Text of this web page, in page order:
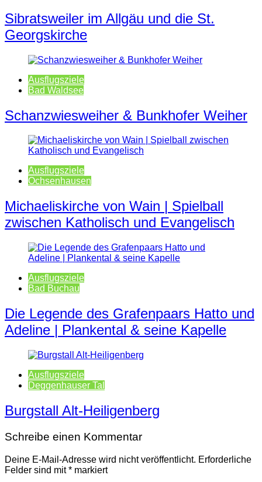
Sibratsweiler im Allgäu und die St.
Georgskirche
Ausflugsziele
Bad Waldsee
Schanzwiesweiher & Bunkhofer Weiher
Ausflugsziele
Ochsenhausen
Michaeliskirche von Wain | Spielball
zwischen Katholisch und Evangelisch
Ausflugsziele
Bad Buchau
Die Legende des Grafenpaars Hatto und
Adeline | Plankental & seine Kapelle
Ausflugsziele
Deggenhauser Tal
Burgstall Alt-Heiligenberg
Schreibe einen Kommentar
Deine E-Mail-Adresse wird nicht veröffentlicht. Erforderliche
Felder sind mit* markiert